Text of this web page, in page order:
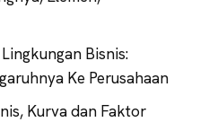
Bisnis:
Ke Perusahaan
Kurva dan Faktor